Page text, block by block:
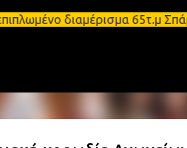
Μετάβαση στο κύριο
διαμέρισμα